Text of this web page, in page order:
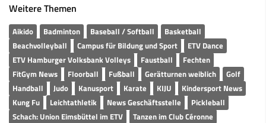
Weitere Themen
Aikido Badminton Baseball / Softball
Basketball
Beachvolleyball
Campus für Bildung und Sport
ETV Dance
ETV Hamburger Volksbank Volleys
Faustball
Fechten
FitGym News
Floorball Fußball Gerätturnen weiblich
Golf
Handball
Judo Kanusport Karate KIJU
Kindersport News
Kung Fu
Leichtathletik News Geschäftsstelle
Pickleball
Schach: Union Eimsbüttel im ETV
Tanzen im Club Céronne